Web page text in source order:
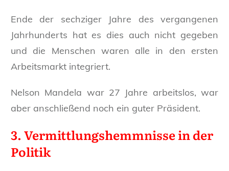
Ende der sechziger Jahre des vergangenen
Jahrhunderts hat es dies auch nicht gegeben
und die Menschen waren alle in den ersten
Arbeitsmarkt integriert.
Nelson Mandela war 27 Jahre arbeitslos, war
aber anschließend noch ein guter Präsident.
3. Vermittlungshemmnisse in der
Politik